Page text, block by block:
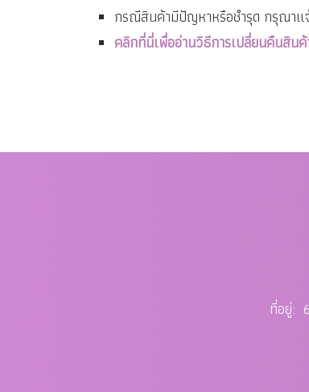
กรณีสินค้ามีปัญหาหรือชำรุด กรุณาแ
คลิกที่นี่เพื่ออ่านวิธีการเปลี่ยนคืนสินค้
ที่อยู่: